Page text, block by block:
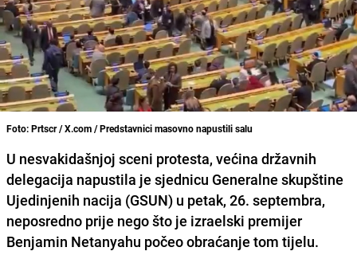
Foto: Prtscr / X.com / Predstavnici masovno napustili salu
U nesvakidašnjoj sceni protesta, većina državnih
delegacija napustila je sjednicu Generalne skupštine
Ujedinjenih nacija (GSUN) u petak, 26. septembra,
neposredno prije nego što je izraelski premijer
Benjamin Netanyahu počeo obraćanje tom tijelu.